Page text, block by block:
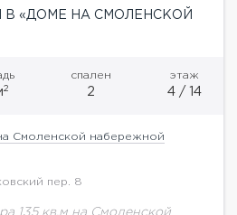
В «ДОМЕ НА СМОЛЕНСКОЙ
2
спален
2
этаж
4 / 14
Смоленской набережной
пер. 8
135 кв.м на Смоленской